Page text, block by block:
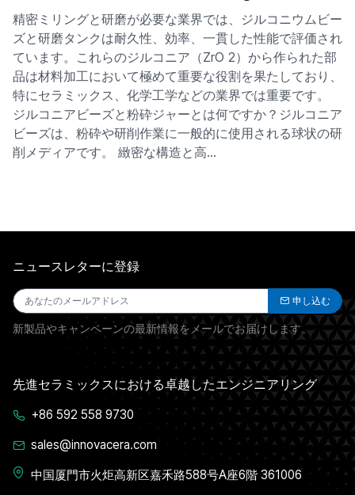
精密ミリングと研磨が必要な業界では、ジルコニウムビー
ズと研磨タンクは耐久性、効率、一貫した性能で評価され
ています。これらのジルコニア（ZrO 2）から作られた部
品は材料加工において極めて重要な役割を果たしており、
特にセラミックス、化学工学などの業界では重要です。
ジルコニアビーズと粉砕ジャーとは何ですか？ジルコニア
ビーズは、粉砕や研削作業に一般的に使用される球状の研
削メディアです。 緻密な構造と高…
ニュースレターに登録
申し込む
新製品やキャンペーンの最新情報をメールでお届けします。
先進セラミックスにおける卓越したエンジニアリング
+86 592 558 9730
sales@innovacera.com
中国厦門市火炬高新区嘉禾路588号A座6階 361006